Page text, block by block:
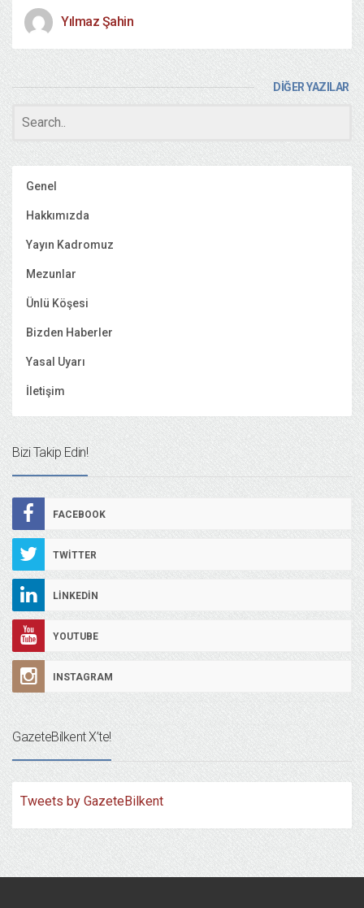
Yılmaz Şahin
DİĞER YAZILAR
Genel
Hakkımızda
Yayın Kadromuz
Mezunlar
Ünlü Köşesi
Bizden Haberler
Yasal Uyarı
İletişim
Bizi Takip Edin!
FACEBOOK
TWITTER
LINKEDIN
YOUTUBE
INSTAGRAM
GazeteBilkent X’te!
Tweets by GazeteBilkent